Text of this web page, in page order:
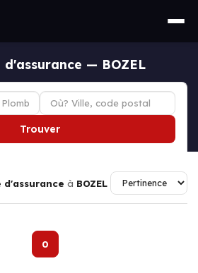
d'assurance — BOZEL
Trouver
d'assurance à BOZEL
0